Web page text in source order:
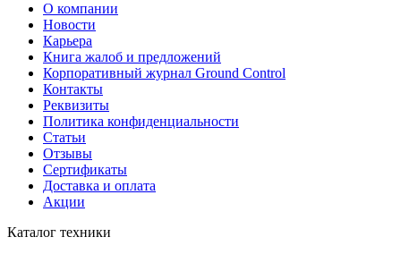
О компании
Новости
Карьера
Книга жалоб и предложений
Корпоративный журнал Ground Control
Контакты
Реквизиты
Политика конфиденциальности
Статьи
Отзывы
Сертификаты
Доставка и оплата
Акции
Каталог техники